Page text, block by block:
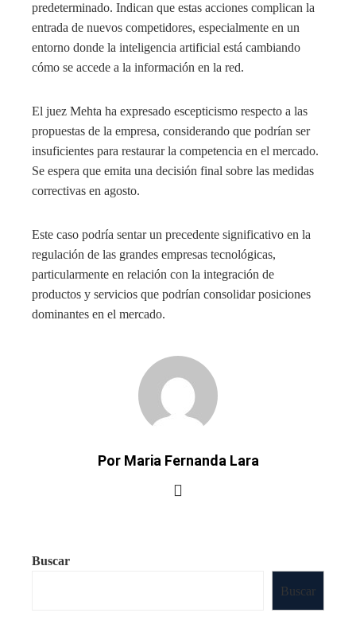
predeterminado. Indican que estas acciones complican la
entrada de nuevos competidores, especialmente en un
entorno donde la inteligencia artificial está cambiando
cómo se accede a la información en la red.
El juez Mehta ha expresado escepticismo respecto a las
propuestas de la empresa, considerando que podrían ser
insuficientes para restaurar la competencia en el mercado.
Se espera que emita una decisión final sobre las medidas
correctivas en agosto.
Este caso podría sentar un precedente significativo en la
regulación de las grandes empresas tecnológicas,
particularmente en relación con la integración de
productos y servicios que podrían consolidar posiciones
dominantes en el mercado.
Por Maria Fernanda Lara
Buscar
Buscar